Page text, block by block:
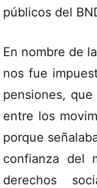
públicos del
En nombre de
nos fue
pensiones,
entre los
porque
confianza del
derechos